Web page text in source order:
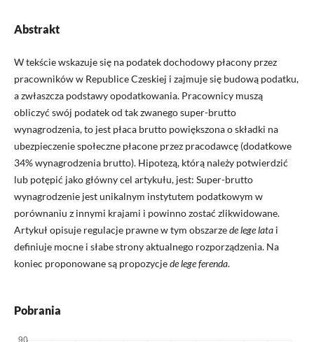
Abstrakt
W tekście wskazuje się na podatek dochodowy płacony przez
pracowników w Republice Czeskiej i zajmuje się budową podatku,
a zwłaszcza podstawy opodatkowania. Pracownicy muszą
obliczyć swój podatek od tak zwanego super-brutto
wynagrodzenia, to jest płaca brutto powiększona o składki na
ubezpieczenie społeczne płacone przez pracodawcę (dodatkowe
34% wynagrodzenia brutto). Hipotezą, którą należy potwierdzić
lub potępić jako główny cel artykułu, jest: Super-brutto
wynagrodzenie jest unikalnym instytutem podatkowym w
porównaniu z innymi krajami i powinno zostać zlikwidowane.
Artykuł opisuje regulacje prawne w tym obszarzede lege latai
definiuje mocne i słabe strony aktualnego rozporządzenia. Na
koniec proponowane są propozycjede lege ferenda.
Pobrania